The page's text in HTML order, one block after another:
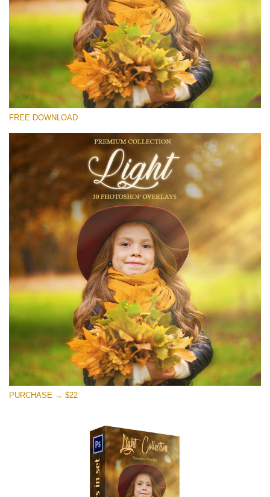
Bitte wählen Sie
Free Light Overlay #28
Small 800*533px
Light Overlays
(30 Overlays)
Light Sparkling
(740 Overlays)
Large 6000*4000px
Entire Collection
(1783 Overlays)
Large 6000*4000px
Kostenloser Download
FREE DOWNLOAD
PURCHASE → $22